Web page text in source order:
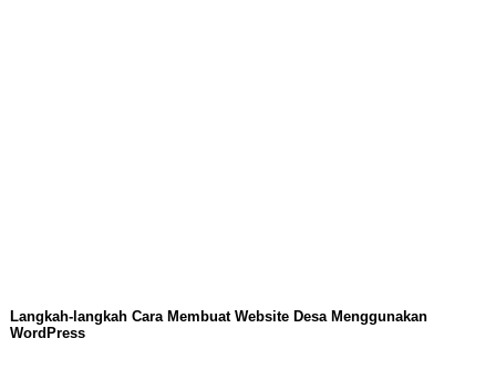
Langkah-langkah Cara Membuat Website Desa Menggunakan
WordPress